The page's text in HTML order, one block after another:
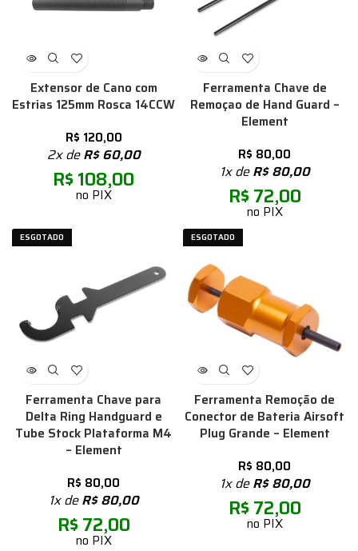
Extensor de Cano com
Estrias 125mm Rosca 14CCW
R$ 120,00
2x deR$60,00
R$ 108,00
no PIX
Ferramenta Chave de
Remoçao de Hand Guard –
Element
R$ 80,00
1x deR$80,00
R$ 72,00
no PIX
ESGOTADO
Ferramenta Chave para
Delta Ring Handguard e
Tube Stock Plataforma M4
– Element
R$ 80,00
1x deR$80,00
R$ 72,00
no PIX
ESGOTADO
Ferramenta Remoção de
Conector de Bateria Airsoft
Plug Grande – Element
R$ 80,00
1x deR$80,00
R$ 72,00
no PIX